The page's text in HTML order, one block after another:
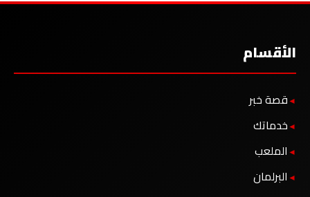
الأقسام
قصة خبر
خدماتك
الملعب
البرلمان